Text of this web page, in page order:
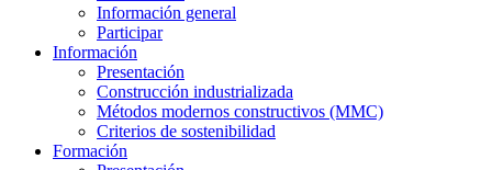
Información general
Participar
Información
Presentación
Construcción industrializada
Métodos modernos constructivos (MMC)
Criterios de sostenibilidad
Formación